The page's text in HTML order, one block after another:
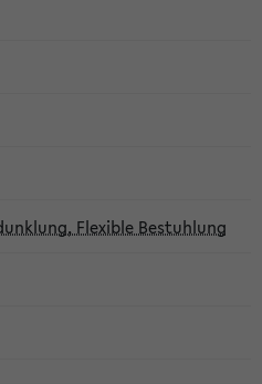
Flexible Bestuhlung